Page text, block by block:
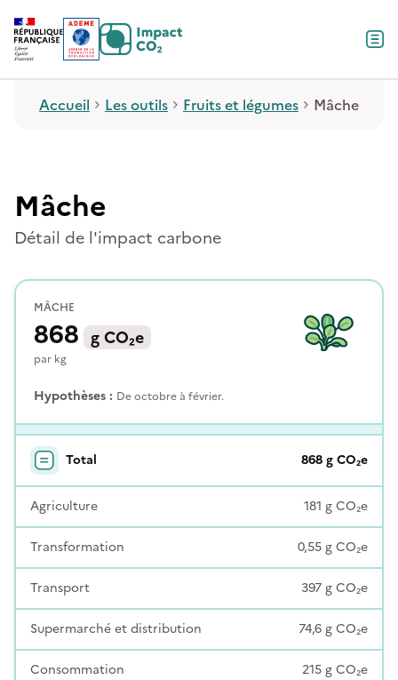
Contenu
Menu
Pied de page
Accueil Les outils Fruits et légumes Mâche
Mâche
Détail de l'impact carbone
MÂCHE
868 gCO₂e
par kg
Hypothèses : De octobre à février.
Total 868gCO₂e
Agriculture 181 gCO₂e
Transformation 0,55gCO₂e
Transport 397gCO₂e
Supermarché et distribution 74,6gCO₂e
Consommation 215gCO₂e